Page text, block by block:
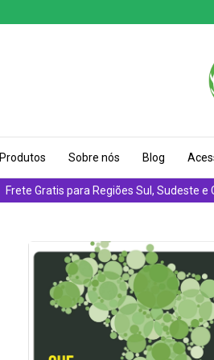
Frete Gratis para Regiões Sul, Sudeste
Produtos Sobre nós Blog